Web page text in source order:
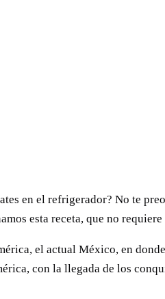
en el refrigerador? No te
esta receta, que no
el actual México, en
con la llegada de los